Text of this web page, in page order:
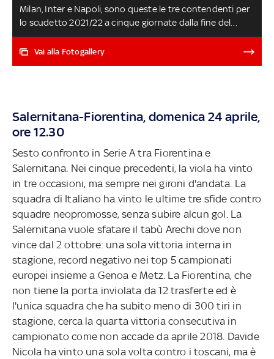
Milan, Inter e Napoli, sono queste le tre contendenti per
lo scudetto 2021/22 a cinque giornate dalla fine del
campionato (i nerazzurri devono recuperare la partita
con il Bologna). Ma quanti punti servono per vincere il
Vai alla Fotogallery
Salernitana-Fiorentina, domenica 24 aprile,
ore 12.30
Sesto confronto in Serie A tra Fiorentina e
Salernitana. Nei cinque precedenti, la viola ha vinto
in tre occasioni, ma sempre nei gironi d'andata. La
squadra di Italiano ha vinto le ultime tre sfide contro
squadre neopromosse, senza subire alcun gol. La
Salernitana vuole sfatare il tabù Arechi dove non
vince dal 2 ottobre: una sola vittoria interna in
stagione, record negativo nei top 5 campionati
europei insieme a Genoa e Metz. La Fiorentina, che
non tiene la porta inviolata da 12 trasferte ed è
l'unica squadra che ha subito meno di 300 tiri in
stagione, cerca la quarta vittoria consecutiva in
campionato come non accade da aprile 2018. Davide
Nicola ha vinto una sola volta contro i toscani, ma è